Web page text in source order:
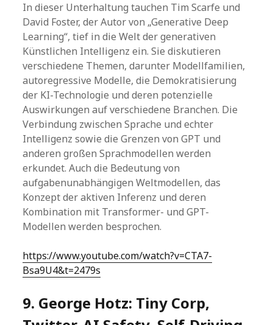
In dieser Unterhaltung tauchen Tim Scarfe und
David Foster, der Autor von „Generative Deep
Learning“, tief in die Welt der generativen
Künstlichen Intelligenz ein. Sie diskutieren
verschiedene Themen, darunter Modellfamilien,
autoregressive Modelle, die Demokratisierung
der KI-Technologie und deren potenzielle
Auswirkungen auf verschiedene Branchen. Die
Verbindung zwischen Sprache und echter
Intelligenz sowie die Grenzen von GPT und
anderen großen Sprachmodellen werden
erkundet. Auch die Bedeutung von
aufgabenunabhängigen Weltmodellen, das
Konzept der aktiven Inferenz und deren
Kombination mit Transformer- und GPT-
Modellen werden besprochen.
https://www.youtube.com/watch?v=CTA7-
Bsa9U4&t=2479s
9. George Hotz: Tiny Corp,